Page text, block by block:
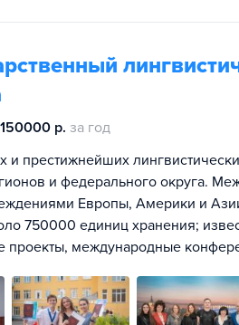
р. за год
престижнейших
и федерального округа.
Европы, Америки и
750000 единиц хранения;
проекты, международные